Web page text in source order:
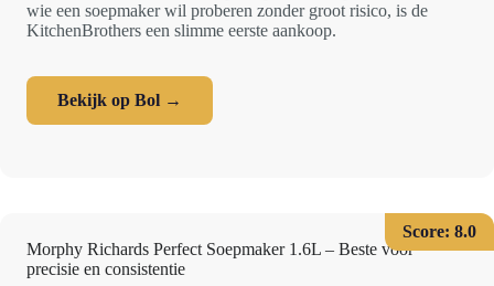
wie een soepmaker wil proberen zonder groot risico, is de
KitchenBrothers een slimme eerste aankoop.
Bekijk op Bol →
Score: 8.0
Morphy Richards Perfect Soepmaker 1.6L – Beste voor
precisie en consistentie